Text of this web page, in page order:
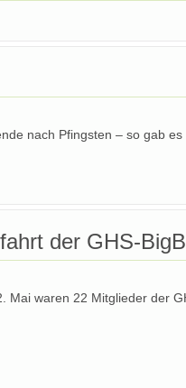
nach Pfingsten – so gab
der GHS-
Mai waren 22 Mitglieder der